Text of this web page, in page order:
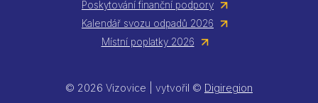
Poskytování finanční podpory
Kalendář svozu odpadů 2026
Místní poplatky 2026
© 2026 Vizovice | vytvořil © Digiregion